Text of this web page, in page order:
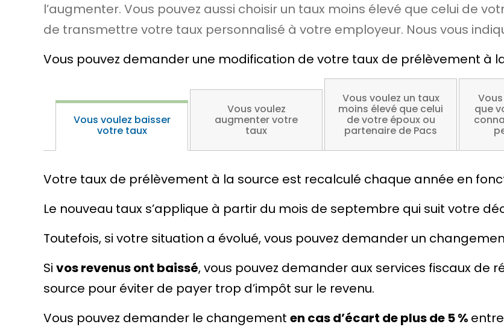
l’augmenter. Vous pouvez aussi choisir un taux moins élevé que celui de
de transmettre votre taux personnalisé à votre employeur. Nous vous
Vous pouvez demander une modification de votre taux de prélèvement à
Vous voulez baisser
votre taux
Vous voulez
augmenter votre
taux
Vous voulez un taux
moins élevé que celui
de votre époux ou
partenaire de Pacs
que
Votre taux de prélèvement à la source est recalculé chaque année en
Le nouveau taux s’applique à partir du mois de septembre qui suit votre
Toutefois, si votre situation a évolué, vous pouvez demander un
Si vos revenus ont baissé, vous pouvez demander aux services fiscaux de
source pour éviter de payer trop d’impôt sur le revenu.
Vous pouvez demander le changement en cas d’écart de plus de 5 %